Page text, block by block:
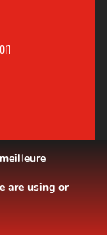
are using or